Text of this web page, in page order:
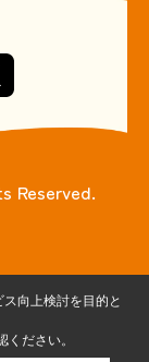
Reserved.
向上検討を目的と
ください。